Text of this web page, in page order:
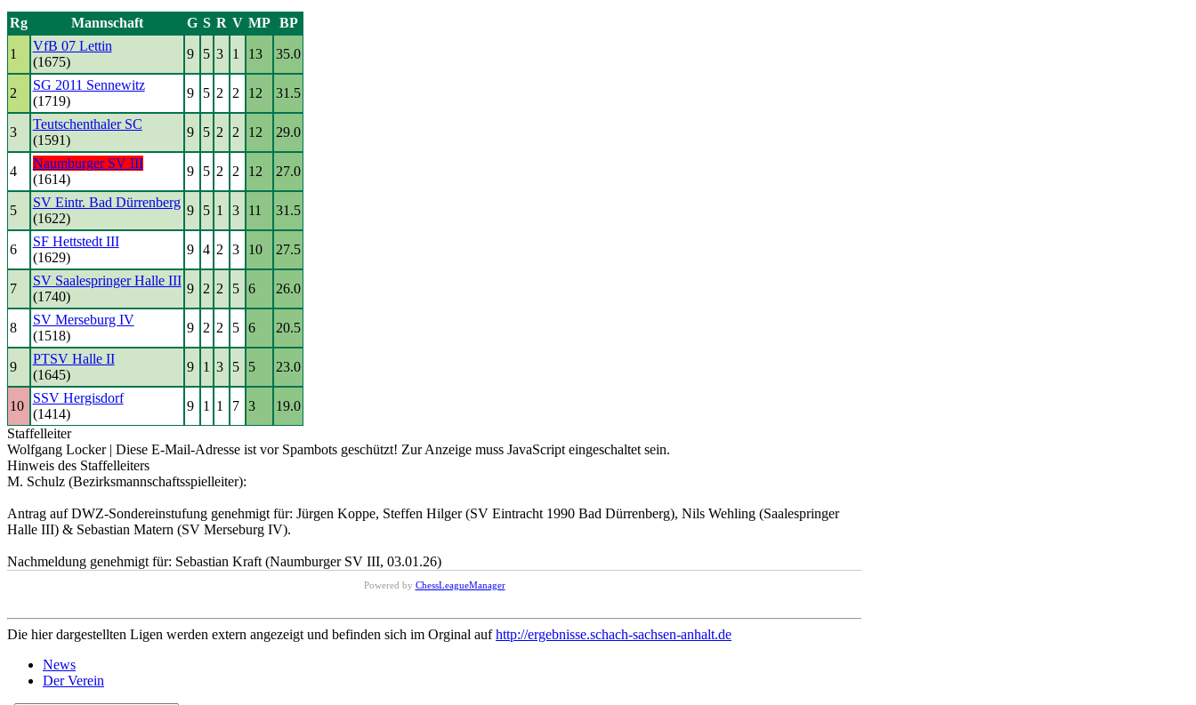
Rg Mannschaft G S R V MP BP
1
VfB 07 Lettin
(1675)
9 5 3 1 13 35.0
2
SG 2011 Sennewitz
(1719)
9 5 2 2 12 31.5
3
Teutschenthaler SC
(1591)
9 5 2 2 12 29.0
4
Naumburger SV III
(1614)
9 5 2 2 12 27.0
5
SV Eintr. Bad Dürrenberg
(1622)
9 5 1 3 11 31.5
6
SF Hettstedt III
(1629)
9 4 2 3 10 27.5
7
SV Saalespringer Halle III
(1740)
9 2 2 5 6 26.0
8
SV Merseburg IV
(1518)
9 2 2 5 6 20.5
9
PTSV Halle II
(1645)
9 1 3 5 5 23.0
10
SSV Hergisdorf
(1414)
9 1 1 7 3
19.0
Staffelleiter
Wolfgang Locker | Diese E-Mail-Adresse ist vor Spambots geschützt! Zur Anzeige muss JavaScript eingeschaltet sein.
Hinweis des Staffelleiters
M. Schulz (Bezirksmannschaftsspielleiter):
Antrag auf DWZ-Sondereinstufung genehmigt für: Jürgen Koppe, Steffen Hilger (SV Eintracht 1990 Bad Dürrenberg), Nils Wehling (Saalespringer
Halle III) & Sebastian Matern (SV Merseburg IV).
Nachmeldung genehmigt für: Sebastian Kraft (Naumburger SV III, 03.01.26)
Powered by ChessLeagueManager
Die hier dargestellten Ligen werden extern angezeigt und befinden sich im Orginal aufhttp://ergebnisse.schach-sachsen-anhalt.de
News
Der Verein